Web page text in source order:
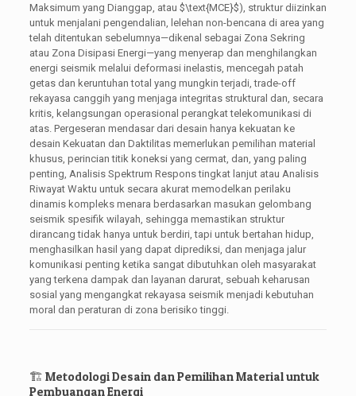
Maksimum yang Dianggap, atau $\text{MCE}$), struktur diizinkan
untuk menjalani pengendalian, lelehan non-bencana di area yang
telah ditentukan sebelumnya—dikenal sebagai Zona Sekring
atau Zona Disipasi Energi—yang menyerap dan menghilangkan
energi seismik melalui deformasi inelastis, mencegah patah
getas dan keruntuhan total yang mungkin terjadi, trade-off
rekayasa canggih yang menjaga integritas struktural dan, secara
kritis, kelangsungan operasional perangkat telekomunikasi di
atas. Pergeseran mendasar dari desain hanya kekuatan ke
desain Kekuatan dan Daktilitas memerlukan pemilihan material
khusus, perincian titik koneksi yang cermat, dan, yang paling
penting, Analisis Spektrum Respons tingkat lanjut atau Analisis
Riwayat Waktu untuk secara akurat memodelkan perilaku
dinamis kompleks menara berdasarkan masukan gelombang
seismik spesifik wilayah, sehingga memastikan struktur
dirancang tidak hanya untuk berdiri, tapi untuk bertahan hidup,
menghasilkan hasil yang dapat diprediksi, dan menjaga jalur
komunikasi penting ketika sangat dibutuhkan oleh masyarakat
yang terkena dampak dan layanan darurat, sebuah keharusan
sosial yang mengangkat rekayasa seismik menjadi kebutuhan
moral dan peraturan di zona berisiko tinggi.
🏗️ Metodologi Desain dan Pemilihan Material untuk
Pembuangan Energi